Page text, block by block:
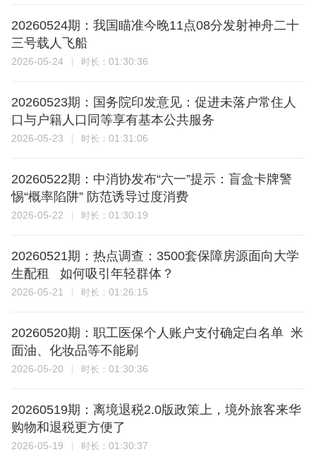
20260524期：我国瞄准今晚11点08分发射神舟二十
三号载人飞船
2026-05-24 时长： 01:30:36
20260523期：国务院印发意见：促进未落户常住人
口与户籍人口同等享有基本公共服务
2026-05-23 时长： 01:31:06
20260522期：中消协发布“六一”提示：盲盒卡牌警
惕“概率陷阱” 防范诱导过度消费
2026-05-22 时长： 01:30:19
20260521期：热点调查：3500套保障房源面向大学
生配租 如何吸引年轻群体？
2026-05-21 时长： 01:26:15
20260520期：职工医保个人账户支付确定白名单 米
面油、化妆品等不能刷
2026-05-20 时长： 01:30:36
20260519期：离境退税2.0版政策上，境外旅客来华
购物和退税更方便了
2026-05-19 时长： 01:30:37